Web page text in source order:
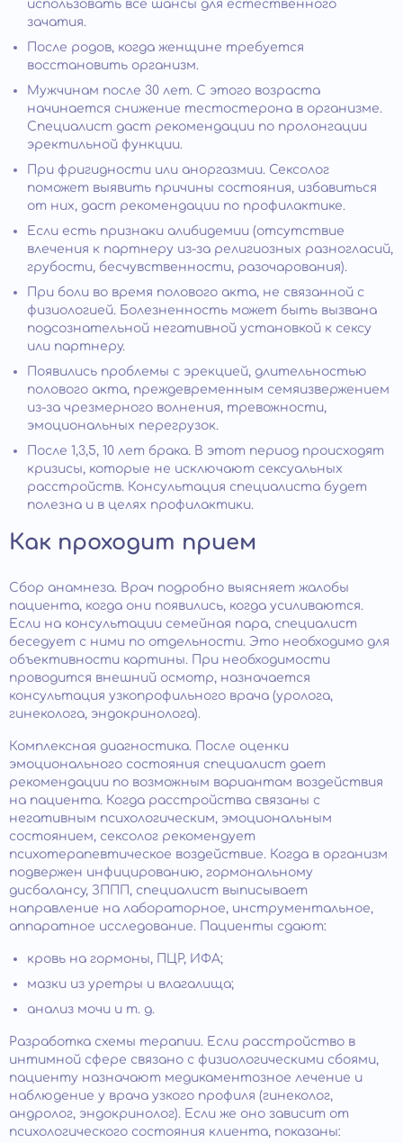
использовать все шансы для естественного
зачатия.
После родов, когда женщине требуется
восстановить организм.
Мужчинам после 30 лет. С этого возраста
начинается снижение тестостерона в организме.
Специалист даст рекомендации по пролонгации
эректильной функции.
При фригидности или аноргазмии. Сексолог
поможет выявить причины состояния, избавиться
от них, даст рекомендации по профилактике.
Если есть признаки алибидемии (отсутствие
влечения к партнеру из-за религиозных разногласий,
грубости, бесчувственности, разочарования).
При боли во время полового акта, не связанной с
физиологией. Болезненность может быть вызвана
подсознательной негативной установкой к сексу
или партнеру.
Появились проблемы с эрекцией, длительностью
полового акта, преждевременным семяизвержением
из-за чрезмерного волнения, тревожности,
эмоциональных перегрузок.
После 1,3,5, 10 лет брака. В этот период происходят
кризисы, которые не исключают сексуальных
расстройств. Консультация специалиста будет
полезна и в целях профилактики.
Как проходит прием
Сбор анамнеза. Врач подробно выясняет жалобы
пациента, когда они появились, когда усиливаются.
Если на консультации семейная пара, специалист
беседует с ними по отдельности. Это необходимо для
объективности картины. При необходимости
проводится внешний осмотр, назначается
консультация узкопрофильного врача (уролога,
гинеколога, эндокринолога).
Комплексная диагностика. После оценки
эмоционального состояния специалист дает
рекомендации по возможным вариантам воздействия
на пациента. Когда расстройства связаны с
негативным психологическим, эмоциональным
состоянием, сексолог рекомендует
психотерапевтическое воздействие. Когда в организм
подвержен инфицированию, гормональному
дисбалансу, ЗППП, специалист выписывает
направление на лабораторное, инструментальное,
аппаратное исследование. Пациенты сдают:
кровь на гормоны, ПЦР, ИФА;
мазки из уретры и влагалища;
анализ мочи и т. д.
Разработка схемы терапии. Если расстройство в
интимной сфере связано с физиологическими сбоями,
пациенту назначают медикаментозное лечение и
наблюдение у врача узкого профиля (гинеколог,
андролог, эндокринолог). Если же оно зависит от
психологического состояния клиента, показаны: